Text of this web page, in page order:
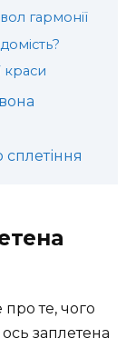
гармонії
сплетіння
те, чого
заплетена